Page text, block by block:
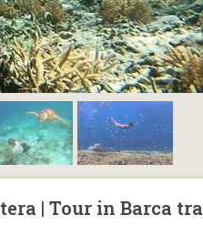
| Tour in Barca tra